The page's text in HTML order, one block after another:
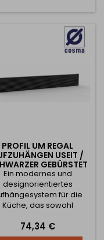
Bildern.
PROFIL UM REGAL
USEIT /
GEBÜRSTET
Ein modernes und
designorientiertes
für die
Küche, das sowohl
zu montieren ist. Das
System besteht
Preis
74,34 €